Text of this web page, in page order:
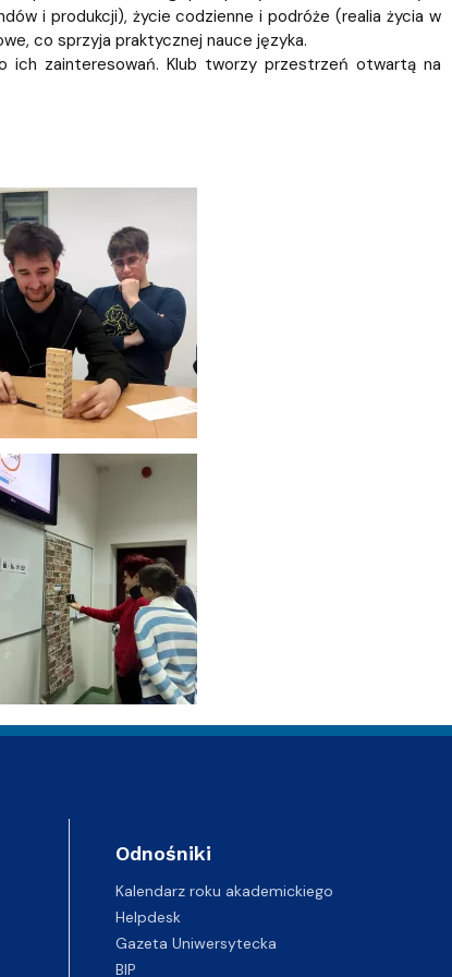
i produkcji), życie codzienne i podróże (realia życia w
co sprzyja praktycznej nauce języka.
zainteresowań. Klub tworzy przestrzeń otwartą na
Odnośniki
Kalendarz roku akademickiego
Helpdesk
Gazeta Uniwersytecka
BIP